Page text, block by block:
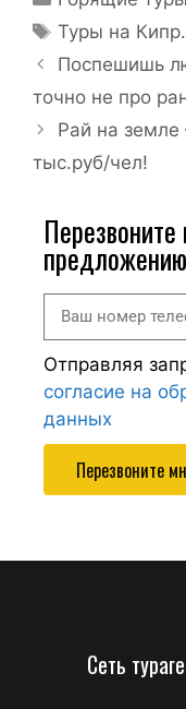
Туры на
Поспешишь
точно не про
Рай на
тыс.руб/чел!
Отправляя
согласие на
данных
Перезвоните
Сеть